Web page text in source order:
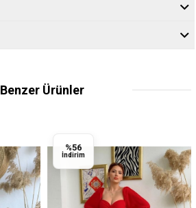
Benzer Ürünler
%56
İndirim